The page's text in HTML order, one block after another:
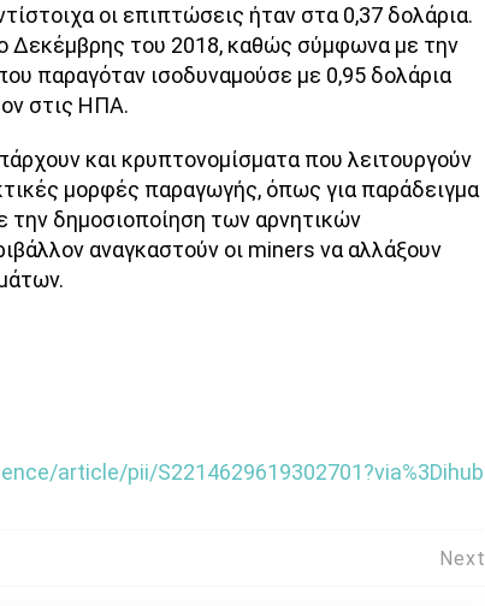
οι επιπτώσεις ήταν στα 0,37 δολάρια.
Δεκέμβρης του 2018, καθώς σύμφωνα με την
παραγόταν ισοδυναμούσε με 0,95 δολάρια
στις ΗΠΑ.
και κρυπτονομίσματα που λειτουργούν
μορφές παραγωγής, όπως για παράδειγμα
την δημοσιοποίηση των αρνητικών
αναγκαστούν οι miners να αλλάξουν
article/pii/S2214629619302701?via%3Dihub
Next